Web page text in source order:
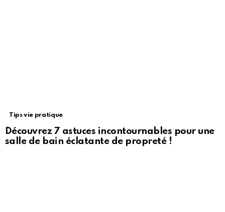
Tips vie pratique
Découvrez 7 astuces incontournables pour une
salle de bain éclatante de propreté !